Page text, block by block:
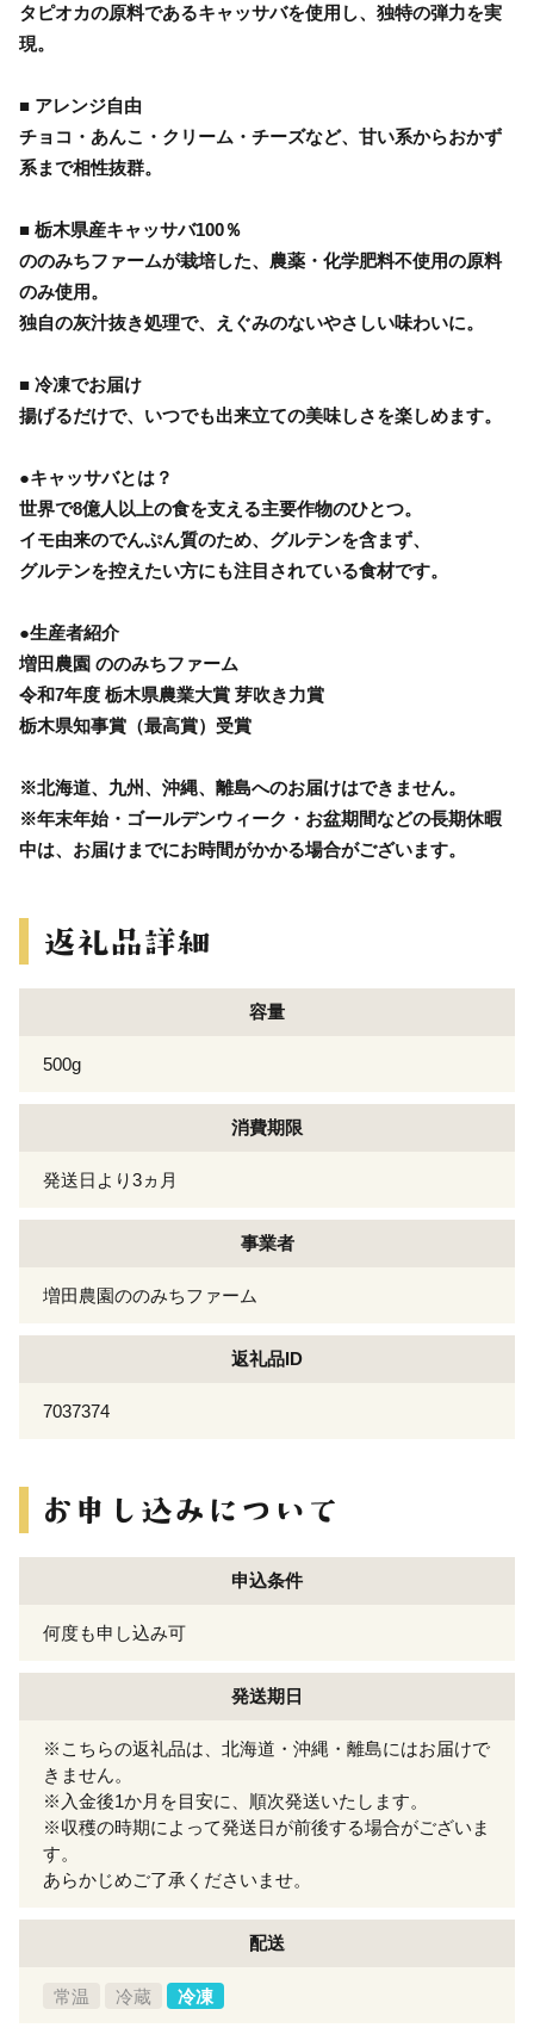
タピオカの原料であるキャッサバを使用し、独特の弾力を実
現。
■ アレンジ自由
チョコ・あんこ・クリーム・チーズなど、甘い系からおかず
系まで相性抜群。
■ 栃木県産キャッサバ100％
ののみちファームが栽培した、農薬・化学肥料不使用の原料
のみ使用。
独自の灰汁抜き処理で、えぐみのないやさしい味わいに。
■ 冷凍でお届け
揚げるだけで、いつでも出来立ての美味しさを楽しめます。
●キャッサバとは？
世界で8億人以上の食を支える主要作物のひとつ。
イモ由来のでんぷん質のため、グルテンを含まず、
グルテンを控えたい方にも注目されている食材です。
●生産者紹介
増田農園 ののみちファーム
令和7年度 栃木県農業大賞 芽吹き力賞
栃木県知事賞（最高賞）受賞
※北海道、九州、沖縄、離島へのお届けはできません。
※年末年始・ゴールデンウィーク・お盆期間などの長期休暇
中は、お届けまでにお時間がかかる場合がございます。
容量
500g
消費期限
発送日より3ヵ月
事業者
増田農園ののみちファーム
返礼品ID
7037374
申込条件
何度も申し込み可
発送期日
※こちらの返礼品は、北海道・沖縄・離島にはお届けで
きません。
※入金後1か月を目安に、順次発送いたします。
※収穫の時期によって発送日が前後する場合がございま
す。
あらかじめご了承くださいませ。
配送
常温 冷蔵 冷凍